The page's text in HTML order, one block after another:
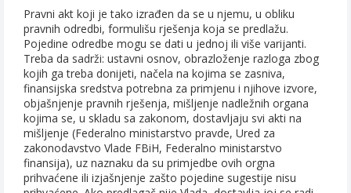
Pravni akt koji je tako izrađen da se u njemu, u obliku
pravnih odredbi, formulišu rješenja koja se predlažu.
Pojedine odredbe mogu se dati u jednoj ili više varijanti.
Treba da sadrži: ustavni osnov, obrazloženje razloga zbog
kojih ga treba donijeti, načela na kojima se zasniva,
finansijska sredstva potrebna za primjenu i njihove izvore,
objašnjenje pravnih rješenja, mišljenje nadležnih organa
kojima se, u skladu sa zakonom, dostavljaju svi akti na
mišljenje (Federalno ministarstvo pravde, Ured za
zakonodavstvo Vlade FBiH, Federalno ministarstvo
finansija), uz naznaku da su primjedbe ovih orgna
prihvaćene ili izjašnjenje zašto pojedine sugestije nisu